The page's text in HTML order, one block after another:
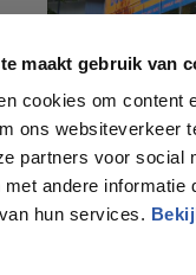
maakt gebruik van
cookies om content
ons websiteverkeer
partners voor social
met andere
hun services.